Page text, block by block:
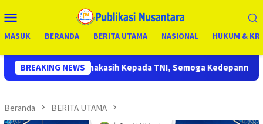
ke
Mobile
MASUK BERANDA BERITA UTAMA NASIONAL HUKUM &
BREAKING NEWS
TNI, Semoga Kedepannya TNI Semakin Jaya Tim
Beranda BERITA UTAMA